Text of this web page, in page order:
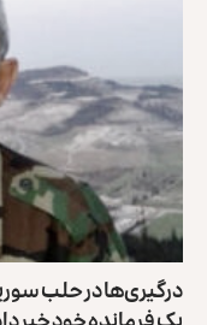
درگیری‌ها در حلب